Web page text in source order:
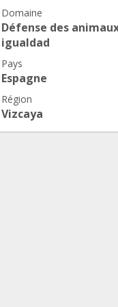
Domaine
Défense des
igualdad
Pays
Espagne
Région
Vizcaya